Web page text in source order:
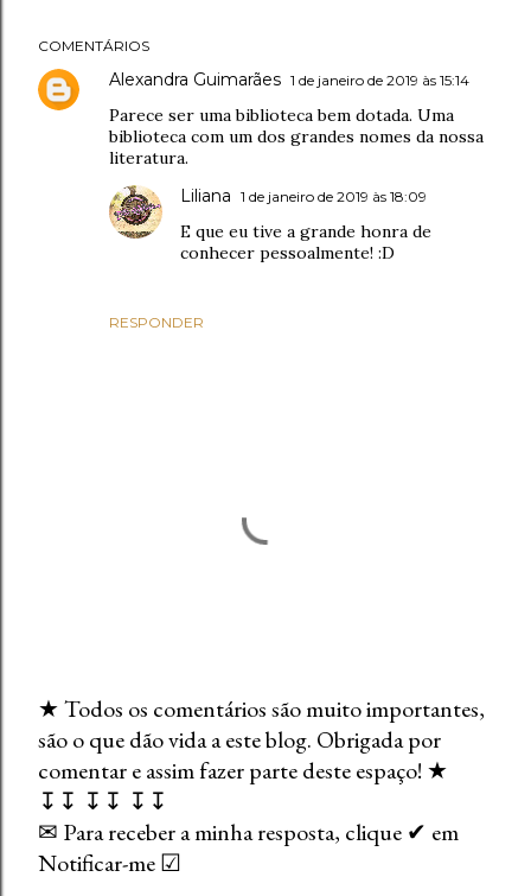
COMENTÁRIOS
Alexandra Guimarães 1 de janeiro de 2019 às 15:14
Parece ser uma biblioteca bem dotada. Uma
biblioteca com um dos grandes nomes da nossa
literatura.
RESPONDER
Liliana 1 de janeiro de 2019 às 18:09
E que eu tive a grande honra de
conhecer pessoalmente! :D
E
n
v
i
a
★ Todos os comentários são muito importantes,
são o que dão vida a este blog. Obrigada por
comentar e assim fazer parte deste espaço! ★
↧↧ ↧↧ ↧↧
✉ Para receber a minha resposta, clique ✔ em
Notificar-me ☑